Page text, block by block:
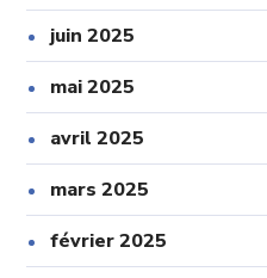
juin 2025
mai 2025
avril 2025
mars 2025
février 2025